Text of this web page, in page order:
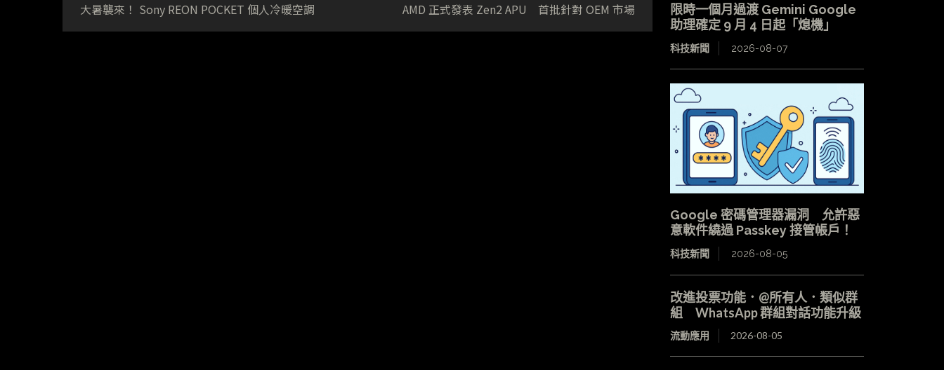
大暑襲來！ Sony REON POCKET 個人冷暖空調
AMD 正式發表 Zen2 APU 首批針對 OEM 市場
限時一個月過渡 Gemini Google
助理確定 9 月 4 日起「熄機」
科技新聞 2026-08-07
Google 密碼管理器漏洞 允許惡
意軟件繞過 Passkey 接管帳戶！
科技新聞 2026-08-05
改進投票功能．@所有人．類似群
組 WhatsApp 群組對話功能升級
流動應用 2026-08-05